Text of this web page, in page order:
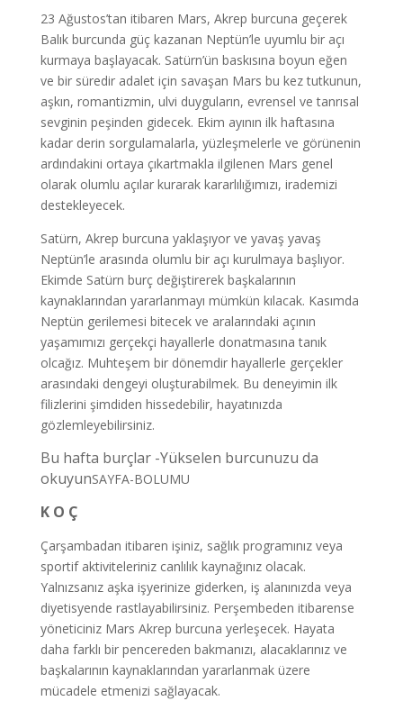
23 Ağustos’tan itibaren Mars, Akrep burcuna geçerek
Balık burcunda güç kazanan Neptün’le uyumlu bir açı
kurmaya başlayacak. Satürn’ün baskısına boyun eğen
ve bir süredir adalet için savaşan Mars bu kez tutkunun,
aşkın, romantizmin, ulvi duyguların, evrensel ve tanrısal
sevginin peşinden gidecek. Ekim ayının ilk haftasına
kadar derin sorgulamalarla, yüzleşmelerle ve görünenin
ardındakini ortaya çıkartmakla ilgilenen Mars genel
olarak olumlu açılar kurarak kararlılığımızı, irademizi
destekleyecek.
Satürn, Akrep burcuna yaklaşıyor ve yavaş yavaş
Neptün’le arasında olumlu bir açı kurulmaya başlıyor.
Ekimde Satürn burç değiştirerek başkalarının
kaynaklarından yararlanmayı mümkün kılacak. Kasımda
Neptün gerilemesi bitecek ve aralarındaki açının
yaşamımızı gerçekçi hayallerle donatmasına tanık
olcağız. Muhteşem bir dönemdir hayallerle gerçekler
arasındaki dengeyi oluşturabilmek. Bu deneyimin ilk
filizlerini şimdiden hissedebilir, hayatınızda
gözlemleyebilirsiniz.
Bu hafta burçlar -Yükselen burcunuzu da
okuyunSAYFA-BOLUMU
K O Ç
Çarşambadan itibaren işiniz, sağlık programınız veya
sportif aktiviteleriniz canlılık kaynağınız olacak.
Yalnızsanız aşka işyerinize giderken, iş alanınızda veya
diyetisyende rastlayabilirsiniz. Perşembeden itibarense
yöneticiniz Mars Akrep burcuna yerleşecek. Hayata
daha farklı bir pencereden bakmanızı, alacaklarınız ve
başkalarının kaynaklarından yararlanmak üzere
mücadele etmenizi sağlayacak.